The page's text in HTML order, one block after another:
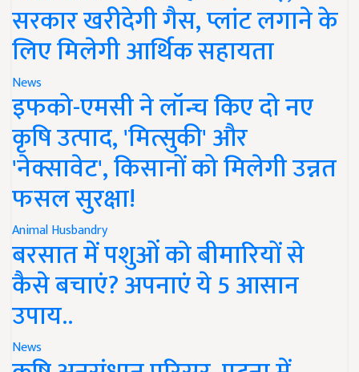
सरकार खरीदेगी गैस, प्लांट लगाने के
लिए मिलेगी आर्थिक सहायता
News
इफको-एमसी ने लॉन्च किए दो नए
कृषि उत्पाद, 'मित्सुकी' और
'नेक्सावेट', किसानों को मिलेगी उन्नत
फसल सुरक्षा!
Animal Husbandry
बरसात में पशुओं को बीमारियों से
कैसे बचाएं? अपनाएं ये 5 आसान
उपाय..
News